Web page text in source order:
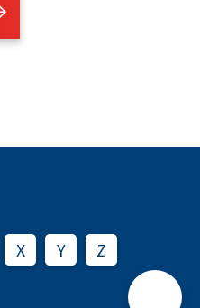
X Y
Z